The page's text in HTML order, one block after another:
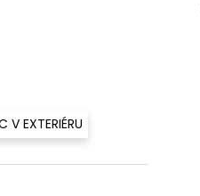
V EXTERIÉRU